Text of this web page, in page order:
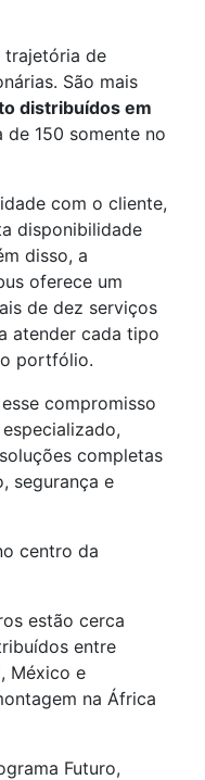
trajetória de
São mais
distribuídos em
de 150 somente no
com o cliente,
disponibilidade
disso, a
oferece um
de dez serviços
atender cada tipo
portfólio.
esse compromisso
completas
segurança e
centro da
estão cerca
entre
México e
na África
Futuro,